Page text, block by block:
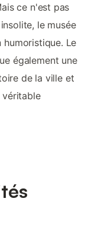
ce n'est pas
le musée
humoristique. Le
également une
de la ville et
véritable